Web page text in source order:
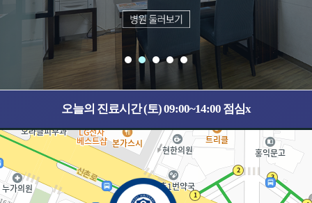
오늘의 진료시간 (토) 09:00~14:00 점심x